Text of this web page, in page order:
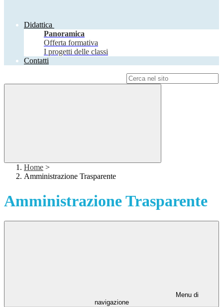
Didattica
Panoramica
Offerta formativa
I progetti delle classi
Contatti
Home >
Amministrazione Trasparente
Amministrazione Trasparente
Menu di
navigazione